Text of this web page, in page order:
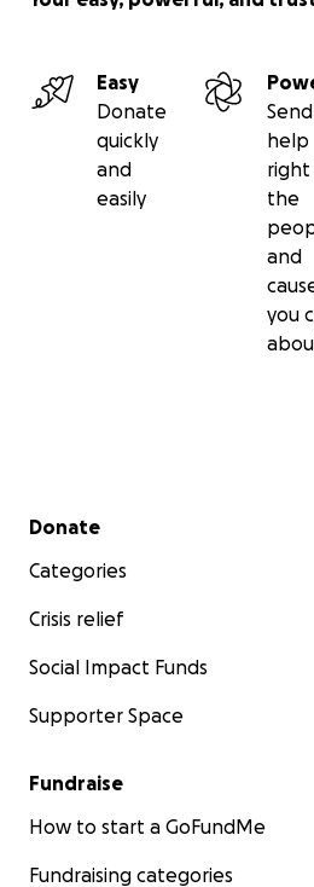
PS: Ich würde mich sehr
mit Freunden, Familie oder
Easy
Donate
quickly
and
easily
Send
help
the
and
you
Secondary menu
Donate
Categories
Crisis relief
Social Impact Funds
Supporter Space
Fundraise
How to start a GoFundMe
Fundraising categories